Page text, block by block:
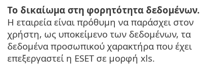
Το δικαίωμα στη φορητότητα δεδομένων.
Η εταιρεία είναι πρόθυμη να παράσχει στον
χρήστη, ως υποκείμενο των δεδομένων, τα
δεδομένα προσωπικού χαρακτήρα που έχει
επεξεργαστεί η ESET σε μορφή xls.